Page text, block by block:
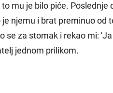
mu je bilo piće. Poslednje
njemu i brat preminuo od
se za stomak i rekao mi:
jednom prilikom.